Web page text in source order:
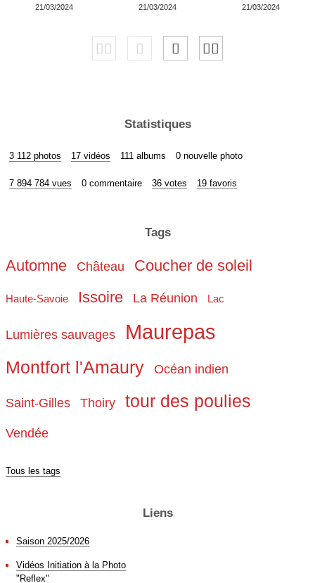
21/03/2024 21/03/2024 21/03/2024
Statistiques
3 112 photos 17 vidéos 111 albums 0 nouvelle photo
7 894 784 vues 0 commentaire 36 votes 19 favoris
Tags
Automne Château Coucher de soleil
Haute-Savoie Issoire La Réunion Lac
Lumières sauvages Maurepas
Montfort l'Amaury Océan indien
Saint-Gilles Thoiry tour des poulies
Vendée
Tous les tags
Liens
Saison 2025/2026
Vidéos Initiation à la Photo
"Reflex"